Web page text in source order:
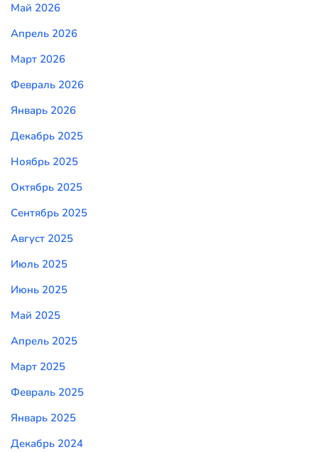
Май 2026
Апрель 2026
Март 2026
Февраль 2026
Январь 2026
Декабрь 2025
Ноябрь 2025
Октябрь 2025
Сентябрь 2025
Август 2025
Июль 2025
Июнь 2025
Май 2025
Апрель 2025
Март 2025
Февраль 2025
Январь 2025
Декабрь 2024